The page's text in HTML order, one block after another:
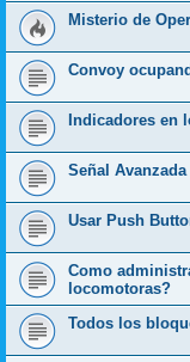
Misterio de
Convoy
Indicadores en
Señal Avanzada
Usar Push
Como
locomotoras?
Todos los